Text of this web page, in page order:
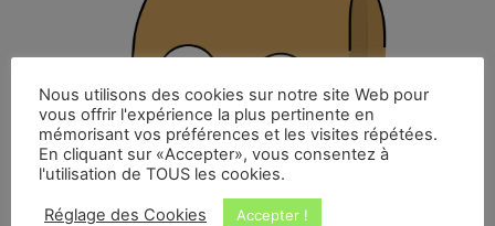
Nous utilisons des cookies sur notre site Web pour
vous offrir l'expérience la plus pertinente en
mémorisant vos préférences et les visites répétées.
En cliquant sur «Accepter», vous consentez à
l'utilisation de TOUS les cookies.
Réglage des Cookies Accepter !